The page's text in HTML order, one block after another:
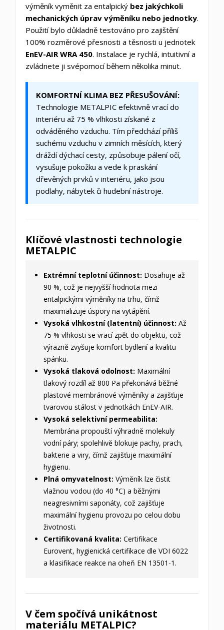
výměník vyměnit za entalpický bez jakýchkoli
mechanických úprav výměníku nebo jednotky.
Použití bylo důkladně testováno pro zajištění
100% rozměrové přesnosti a těsnosti u jednotek
EnEV-AIR WRA 450. Instalace je rychlá, intuitivní a
zvládnete ji svépomocí během několika minut.
KOMFORTNÍ KLIMA BEZ PŘESUŠOVÁNÍ:
Technologie METALPIC efektivně vrací do
interiéru až 75 % vlhkosti získané z
odváděného vzduchu. Tím předchází příliš
suchému vzduchu v zimních měsících, který
dráždí dýchací cesty, způsobuje pálení očí,
vysušuje pokožku a vede k praskání
dřevěných prvků v interiéru, jako jsou
podlahy, nábytek či hudební nástroje.
Klíčové vlastnosti technologie
METALPIC
Extrémní teplotní účinnost: Dosahuje až
90 %, což je nejvyšší hodnota mezi
entalpickými výměníky na trhu, čímž
maximalizuje úspory na vytápění.
Vysoká vlhkostní (latentní) účinnost: Až
75 % vlhkosti se vrací zpět do objektu, což
výrazně zvyšuje komfort bydlení a kvalitu
spánku.
Vysoká tlaková odolnost: Maximální
tlakový rozdíl až 800 Pa překonává běžné
plastové membránové výměníky a zajišťuje
tvarovou stálost v jednotkách EnEV-AIR.
Vysoká selektivní permeabilita:
Membrána propouští výhradně molekuly
vodní páry; spolehlivě blokuje pachy, prach,
bakterie a viry, čímž zajišťuje maximální
hygienu.
Plná omyvatelnost: Výměník lze čistit
vlažnou vodou (do 40 °C) a běžnými
neagresivními saponáty, což zajišťuje
maximální hygienu provozu po celou dobu
životnosti.
Certifikovaná kvalita: Certifikace
Eurovent, hygienická certifikace dle VDI 6022
a klasifikace reakce na oheň EN 13501-1.
V čem spočívá unikátnost
materiálu METALPIC?